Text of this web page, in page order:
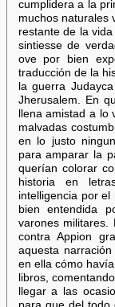
cumplidera a la
muchos naturales
restante de la
sintiesse de
ove por bien
traducción de la
la guerra
Jherusalem. En
llena amistad a lo
malvadas
en lo justo
para amparar la
querían colorar
historia en
intelligencia por
bien entendida
varones
contra Appion
aquesta
en ella cómo
libros,
llegar a las